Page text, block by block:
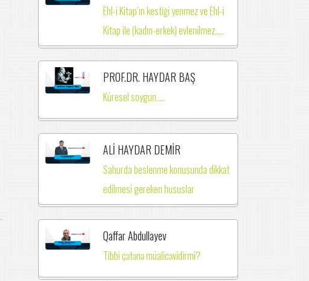
Ehl-i Kitap’ın kestiği yenmez ve Ehl-i
Kitap ile (kadın-erkek) evlenilmez.….
PROF.DR. HAYDAR BAŞ
Küresel soygun.....
ALİ HAYDAR DEMİR
Sahurda beslenme konusunda dikkat
edilmesi gereken hususlar
Qaffar Abdullayev
Tibbi çətənə müalicəvidirmi?